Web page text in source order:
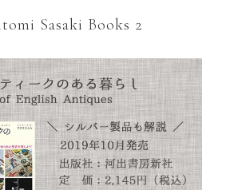
Sasaki Books 2